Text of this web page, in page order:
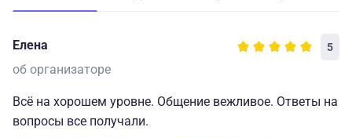
Елена 5
об организаторе
Всё на хорошем уровне. Общение вежливое. Ответы на
вопросы все получали.